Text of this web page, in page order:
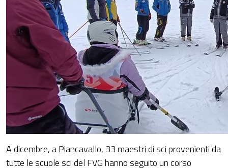
A dicembre, a Piancavallo, 33 maestri di sci provenienti da
tutte le scuole sci del FVG hanno seguito un corso